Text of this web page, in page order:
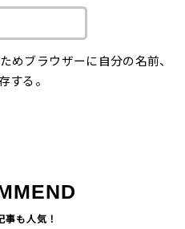
めブラウザーに自分の名前、
する。